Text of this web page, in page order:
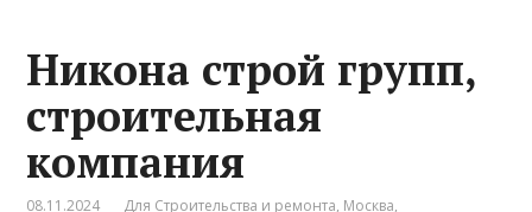
Никона строй групп,
строительная
компания
08.11.2024 Для Строительства и ремонта, Москва,